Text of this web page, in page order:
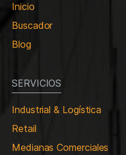
Inicio
Buscador
Blog
SERVICIOS
Industrial & Logística
Retail
Medianas Comerciales